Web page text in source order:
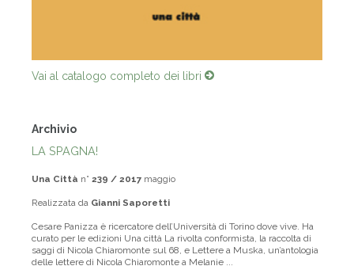
Vai al catalogo completo dei libri
Archivio
LA SPAGNA!
Una Città n° 239 / 2017 maggio
Realizzata da Gianni Saporetti
Cesare Panizza è ricercatore dell’Università di Torino dove vive. Ha
curato per le edizioni Una città La rivolta conformista, la raccolta di
saggi di Nicola Chiaromonte sul 68, e Lettere a Muska, un’antologia
delle lettere di Nicola Chiaromonte a Melanie ...